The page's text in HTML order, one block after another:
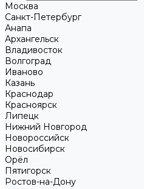
Москва
Санкт-Петербург
Анапа
Архангельск
Владивосток
Волгоград
Иваново
Казань
Краснодар
Красноярск
Липецк
Нижний Новгород
Новороссийск
Новосибирск
Орёл
Пятигорск
Ростов-на-Дону